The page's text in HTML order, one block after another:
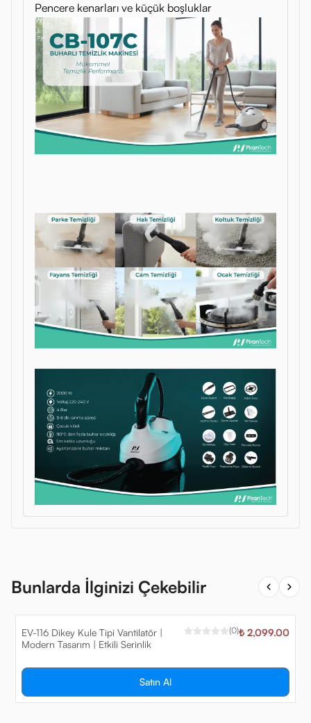
Pencere kenarları ve küçük boşluklar
Bunlarda İlginizi Çekebilir
EV-116 Dikey Kule Tipi Vantilatör |
Modern Tasarım | Etkili Serinlik
(0)₺ 2,099.00
Satın Al